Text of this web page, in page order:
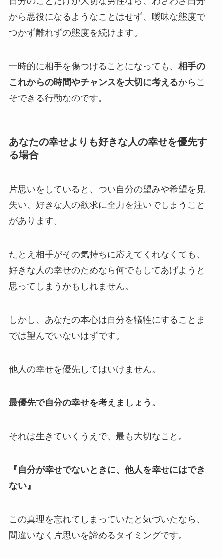
から悪役になるようなことはせず、曖昧な態度で
つかず離れずの態度を続けます。
一時的に相手を傷つけることになっても、 相手の
これからの時間やチャンスを大切に考えるからこ
そできる行動なのです。
あなたの幸せよりも好きな人の幸せを優先す
る場合
片思いをしていると、つい自分の望みや希望を見
失い、好きな人の欲求に全力を注いでしまうこと
があります。
たとえ相手がその気持ちに応えてくれなくても、
好きな人の幸せのためなら何でもしてあげようと
思ってしまうかもしれません。
しかし、あなたの本心は自分を犠牲にすることま
では望んでいないはずです。
他人の幸せを優先してはいけません。
最優先で自分の幸せを考えましょう。
それは生きていくうえで、最も大切なこと。
『自分が幸せでないときに、他人を幸せにはでき
ない』
この真理を忘れてしまっていたと気づいたなら、
間違いなく片思いを諦めるタイミングです。